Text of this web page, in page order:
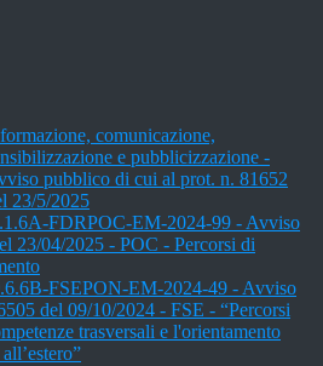
comunicazione,
e pubblicizzazione -
pubblico di cui al prot. n. 81652
23/5/2025
FDRPOC-EM-2024-99 - Avviso
23/04/2025 - POC - Percorsi di
FSEPON-EM-2024-49 - Avviso
del 09/10/2024 - FSE - “Percorsi
trasversali e l'orientamento